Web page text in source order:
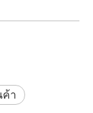
ค้า